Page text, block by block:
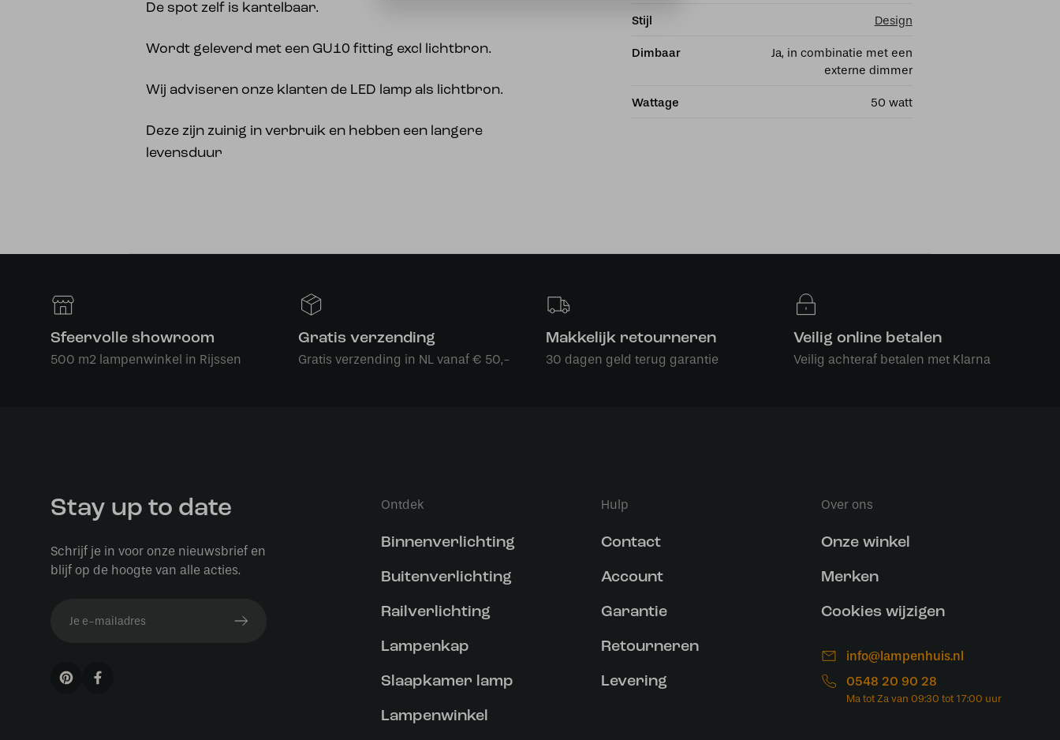
De spot zelf is kantelbaar.
Wordt geleverd met een GU10 fitting excl lichtbron.
Wij adviseren onze klanten de LED lamp als lichtbron.
Deze zijn zuinig in verbruik en hebben een langere
levensduur
Stijl Design
Dimbaar
Ja, in combinatie met een
externe dimmer
Wattage 50 watt
Sfeervolle showroom
500 m2 lampenwinkel in Rijssen
Gratis verzending
Gratis verzending in NL vanaf € 50,-
Makkelijk retourneren
30 dagen geld terug garantie
Veilig online betalen
Veilig achteraf betalen met Klarna
Stay up to date
Schrijf je in voor onze nieuwsbrief en
blijf op de hoogte van alle acties.
Ontdek
Binnenverlichting
Buitenverlichting
Railverlichting
Lampenkap
Slaapkamer lamp
Lampenwinkel
Hulp
Contact
Account
Garantie
Retourneren
Levering
Over ons
Onze winkel
Merken
Cookies wijzigen
info@lampenhuis.nl
0548 20 90 28